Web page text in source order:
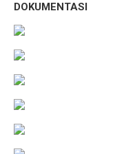
DOKUMENTASI